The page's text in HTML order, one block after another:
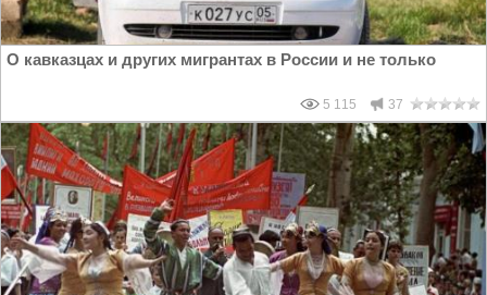
О кавказцах и других мигрантах в России и не только
5 115 37